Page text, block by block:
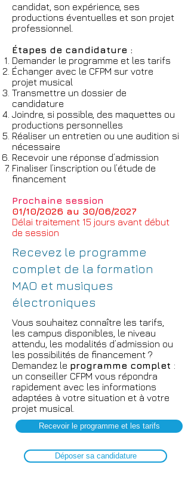
candidat, son expérience, ses
productions éventuelles et son projet
professionnel.
Étapes de candidature :
Demander le programme et les tarifs
Échanger avec le CFPM sur votre
projet musical
Transmettre un dossier de
candidature
Joindre, si possible, des maquettes ou
productions personnelles
Réaliser un entretien ou une audition si
nécessaire
Recevoir une réponse d’admission
Finaliser l’inscription ou l’étude de
financement
Prochaine session
01/10/2026 au 30/06/2027
Délai traitement 15 jours avant début
de session
Recevez le programme
complet de la formation
MAO et musiques
électroniques
Vous souhaitez connaître les tarifs,
les campus disponibles, le niveau
attendu, les modalités d’admission ou
les possibilités de financement ?
Demandez le programme complet :
un conseiller CFPM vous répondra
rapidement avec les informations
adaptées à votre situation et à votre
projet musical.
Recevoir le programme et les tarifs
Déposer sa candidature